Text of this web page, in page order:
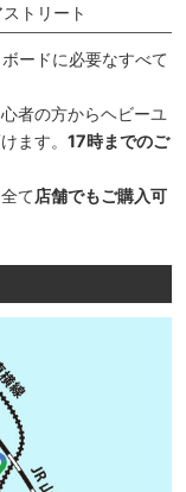
トリート
ードに必要なすべて
者の方からヘビーユ
ます。 17時までのご
て店舗でもご購入可